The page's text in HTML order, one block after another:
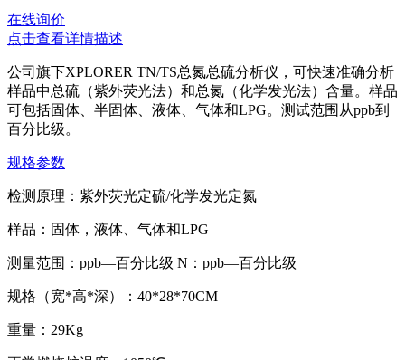
在线询价
点击查看详情描述
公司旗下XPLORER TN/TS总氮总硫分析仪，可快速准确分析
样品中总硫（紫外荧光法）和总氮（化学发光法）含量。样品
可包括固体、半固体、液体、气体和LPG。测试范围从ppb到
百分比级。
规格参数
检测原理：紫外荧光定硫/化学发光定氮
样品：固体，液体、气体和LPG
测量范围：ppb—百分比级 N：ppb—百分比级
规格（宽*高*深）：40*28*70CM
重量：29Kg